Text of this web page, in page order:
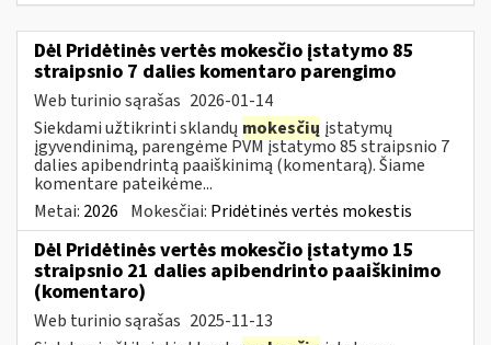
Dėl Pridėtinės vertės mokesčio įstatymo 85
straipsnio 7 dalies komentaro parengimo
Web turinio sąrašas 2026-01-14
Siekdami užtikrinti sklandų mokesčių įstatymų
įgyvendinimą, parengėme PVM įstatymo 85 straipsnio 7
dalies apibendrintą paaiškinimą (komentarą). Šiame
komentare pateikėme...
Metai: 2026 Mokesčiai: Pridėtinės vertės mokestis
Dėl Pridėtinės vertės mokesčio įstatymo 15
straipsnio 21 dalies apibendrinto paaiškinimo
(komentaro)
Web turinio sąrašas 2025-11-13